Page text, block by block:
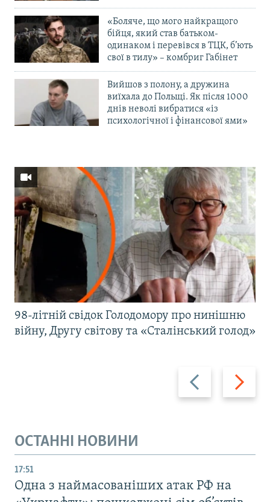
«Боляче, що мого найкращого
бійця, який став батьком-
одинаком і перевівся в ТЦК, б’ють
свої в тилу» – комбриг Габінет
Вийшов з полону, а дружина
виїхала до Польщі. Як після 1000
днів неволі вибратися «із
психологічної і фінансової ями»
Назад Вперед
98-літній свідок Голодомору про нинішню
війну, Другу світову та «Сталінський голод»
ОСТАННІ НОВИНИ
17:51
Одна з наймасованіших атак РФ на